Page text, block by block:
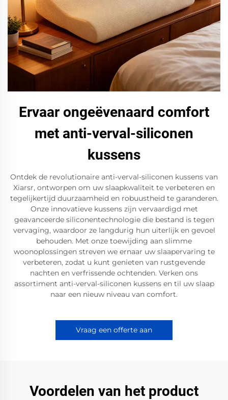
Ervaar ongeëvenaard comfort
met anti-verval-siliconen
kussens
Ontdek de revolutionaire anti-verval-siliconen kussens van
Xiarsr, ontworpen om uw slaapkwaliteit te verbeteren en
tegelijkertijd duurzaamheid en robuustheid te garanderen.
Onze innovatieve kussens zijn vervaardigd met
geavanceerde siliconentechnologie die bestand is tegen
vervaging, waardoor ze langdurig hun uiterlijk en gevoel
behouden. Met onze toewijding aan slimme
woonoplossingen streven we ernaar uw slaapervaring te
verbeteren, zodat u kunt genieten van rustgevende
nachten en verfrissende ochtenden. Verken ons
assortiment anti-verval-siliconen kussens en til uw slaap
naar een nieuw niveau van comfort.
Vraag een offerte aan
Voordelen van het product